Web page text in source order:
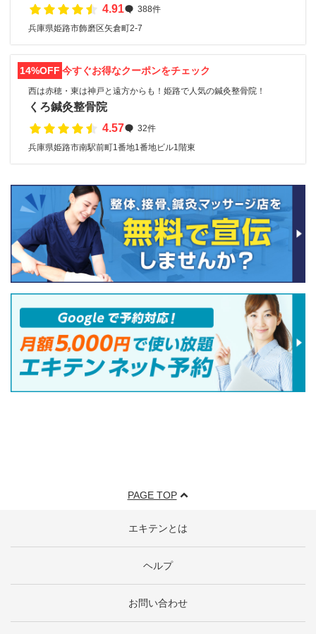
4.91
388件
兵庫県姫路市飾磨区矢倉町2-7
14%OFF 今すぐお得なクーポンをチェック
西は赤穂・東は神戸と遠方からも！姫路で人気の鍼灸整骨院！
くろ鍼灸整骨院
4.57
32件
兵庫県姫路市南駅前町1番地1番地ビル1階東
PAGE TOP
エキテンとは
ヘルプ
お問い合わせ